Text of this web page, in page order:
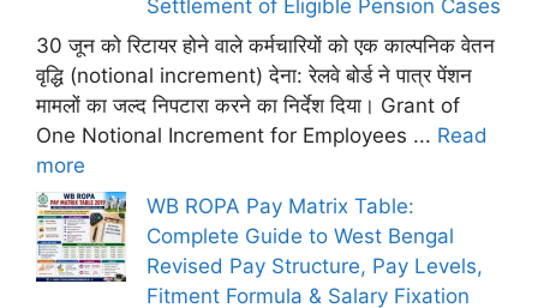
Settlement of Eligible Pension Cases
30 जून को रिटायर होने वाले कर्मचारियों को एक काल्पनिक वेतन
वृद्धि (notional increment) देना: रेलवे बोर्ड ने पात्र पेंशन
मामलों का जल्द निपटारा करने का निर्देश दिया। Grant of
One Notional Increment for Employees ... Read
more
WB ROPA Pay Matrix Table:
Complete Guide to West Bengal
Revised Pay Structure, Pay Levels,
Fitment Formula & Salary Fixation